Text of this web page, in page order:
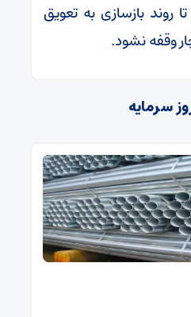
روند بازسازی به تعویق
وقفه نشود.
سرمایه